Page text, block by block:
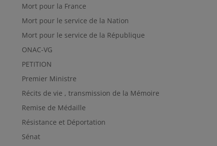
Mort pour la France
Mort pour le service de la Nation
Mort pour le service de la République
ONAC-VG
PETITION
Premier Ministre
Récits de vie , transmission de la Mémoire
Remise de Médaille
Résistance et Déportation
Sénat